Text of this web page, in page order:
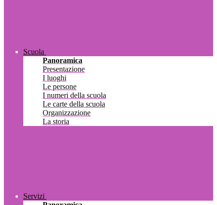
Scuola
Panoramica
Presentazione
I luoghi
Le persone
I numeri della scuola
Le carte della scuola
Organizzazione
La storia
Servizi